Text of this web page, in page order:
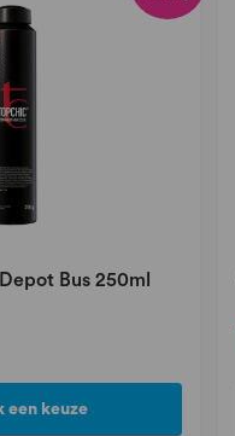
Bus 250ml
een keuze